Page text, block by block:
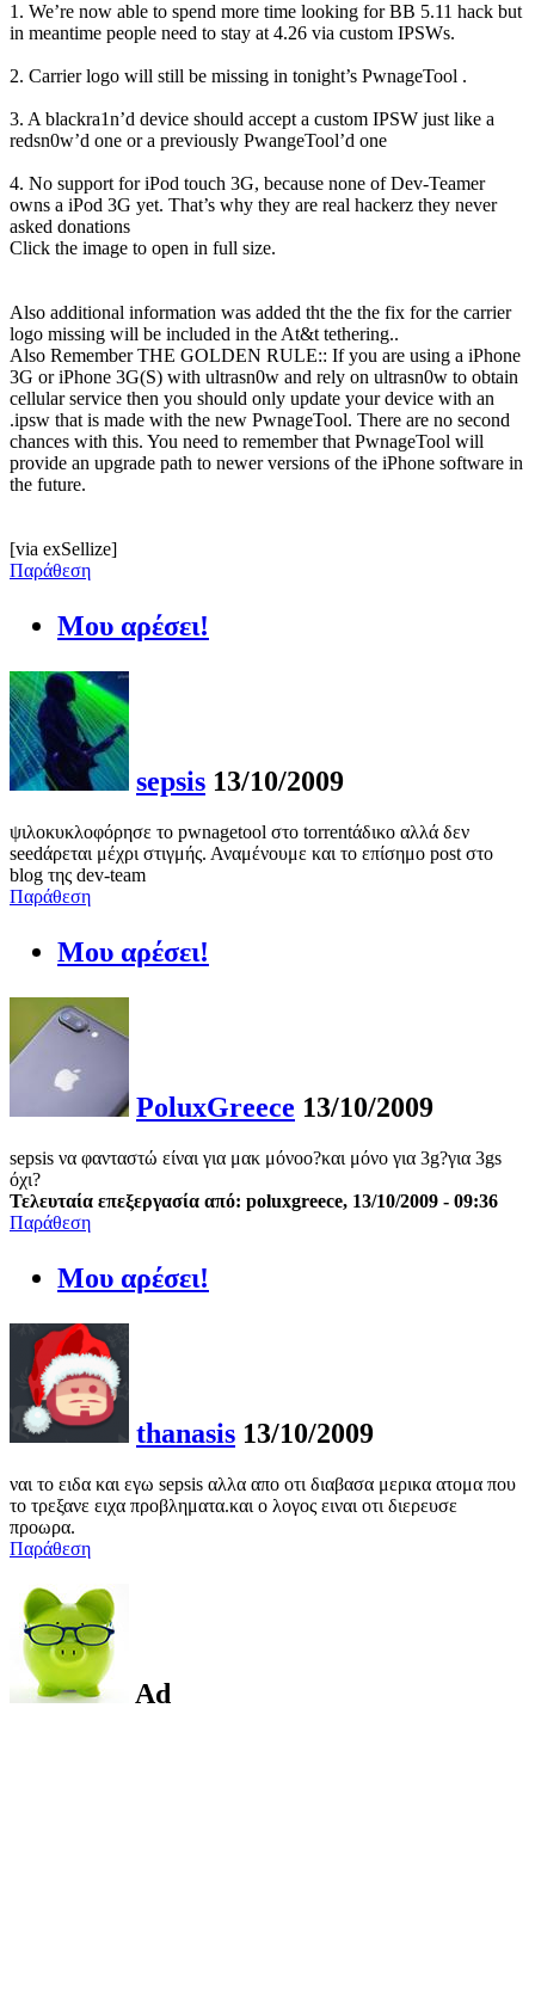
1. We’re now able to spend more time looking for BB 5.11 hack but
in meantime people need to stay at 4.26 via custom IPSWs.
2. Carrier logo will still be missing in tonight’s PwnageTool .
3. A blackra1n’d device should accept a custom IPSW just like a
redsn0w’d one or a previously PwangeTool’d one
4. No support for iPod touch 3G, because none of Dev-Teamer
owns a iPod 3G yet. That’s why they are real hackerz they never
asked donations
Click the image to open in full size.
Also additional information was added tht the the fix for the carrier
logo missing will be included in the At&t tethering..
Also Remember THE GOLDEN RULE:: If you are using a iPhone
3G or iPhone 3G(S) with ultrasn0w and rely on ultrasn0w to obtain
cellular service then you should only update your device with an
.ipsw that is made with the new PwnageTool. There are no second
chances with this. You need to remember that PwnageTool will
provide an upgrade path to newer versions of the iPhone software in
the future.
[via exSellize]
Παράθεση
Μου αρέσει!
sepsis 13/10/2009
ψιλοκυκλοφόρησε το pwnagetool στο torrentάδικο αλλά δεν
seedάρεται μέχρι στιγμής. Αναμένουμε και το επίσημο post στο
blog της dev-team
Παράθεση
Μου αρέσει!
PoluxGreece 13/10/2009
sepsis να φανταστώ είναι για μακ μόνοο?και μόνο για 3g?για 3gs
όχι?
Τελευταία επεξεργασία από: poluxgreece, 13/10/2009 - 09:36
Παράθεση
Μου αρέσει!
thanasis 13/10/2009
ναι το ειδα και εγω sepsis αλλα απο οτι διαβασα μερικα ατομα που
το τρεξανε ειχα προβληματα.και ο λογος ειναι οτι διερευσε
προωρα.
Παράθεση
Ad